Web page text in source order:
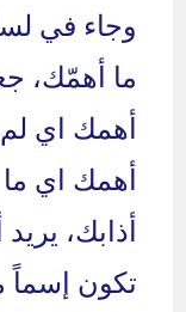
وجاء في
ما أهمّك،
أهمك اي
أهمك اي ما
أذابك،
تكون إسماً